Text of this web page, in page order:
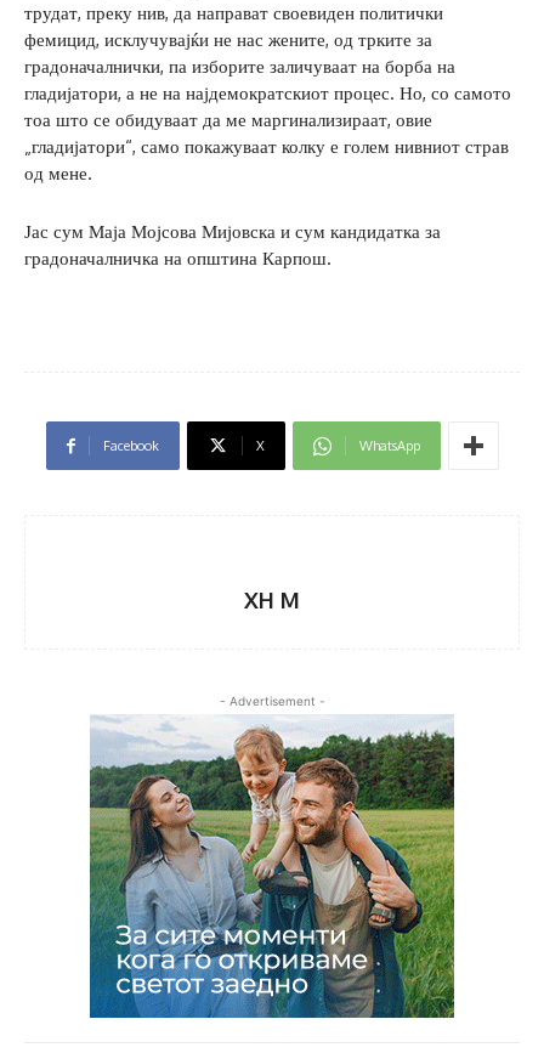
трудат, преку нив, да направат своевиден политички
фемицид, исклучувајќи не нас жените, од трките за
градоначалнички, па изборите заличуваат на борба на
гладијатори, а не на најдемократскиот процес. Но, со самото
тоа што се обидуваат да ме маргинализираат, овие
„гладијатори“, само покажуваат колку е голем нивниот страв
од мене.
Јас сум Маја Мојсова Мијовска и сум кандидатка за
градоначалничка на општина Карпош.
Facebook X WhatsApp
XH M
- Advertisement -